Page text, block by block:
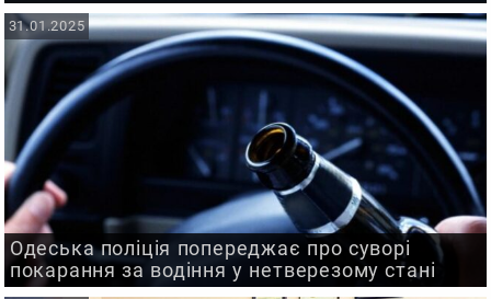
Одеська поліція попереджає про суворі
покарання за водіння у нетверезому стані
31.01.2025